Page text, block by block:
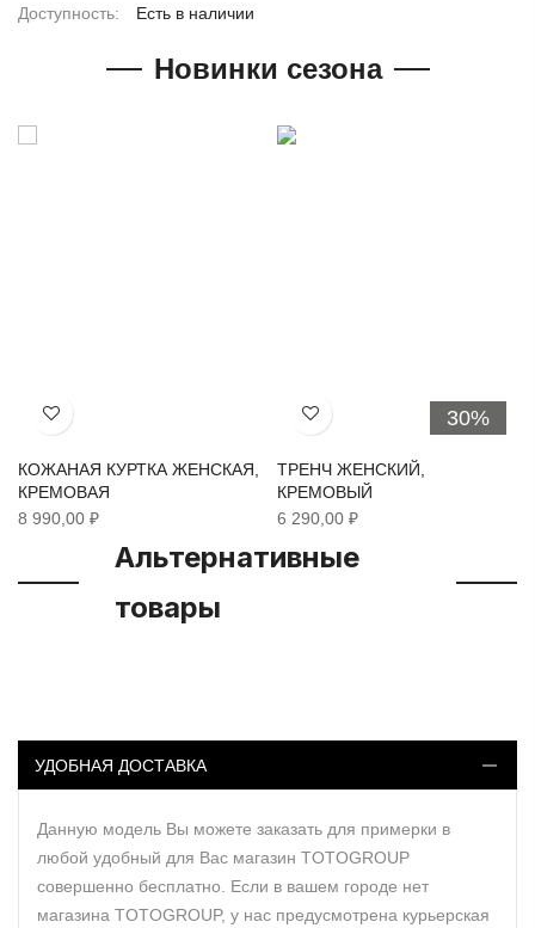
Есть в наличии
Новинки сезона
Хочу!
КОЖАНАЯ КУРТКА ЖЕНСКАЯ,
КРЕМОВАЯ
8 990,00 ₽
30%
Хочу!
ТРЕНЧ ЖЕНСКИЙ,
КРЕМОВЫЙ
6 290,00 ₽
Альтернативные
товары
УДОБНАЯ ДОСТАВКА
Данную модель Вы можете заказать для примерки в
любой удобный для Вас магазин TOTOGROUP
совершенно бесплатно. Если в вашем городе нет
магазина TOTOGROUP, у нас предусмотрена курьерская